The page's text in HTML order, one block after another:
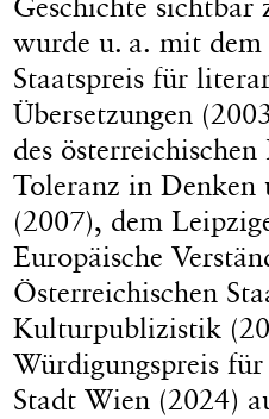
Geschichte sichtbar
wurde u. a. mit
Staatspreis für
Übersetzungen
des
Toleranz in Denken
(2007), dem
Europäische
Österreichischen
Kulturpublizistik
Würdigungspreis
Stadt Wien (2024)